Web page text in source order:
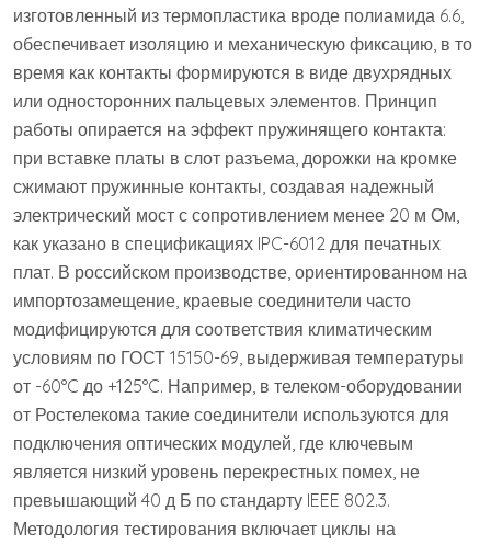
изготовленный из термопластика вроде полиамида 6.6,
обеспечивает изоляцию и механическую фиксацию, в то
время как контакты формируются в виде двухрядных
или односторонних пальцевых элементов. Принцип
работы опирается на эффект пружинящего контакта:
при вставке платы в слот разъема, дорожки на кромке
сжимают пружинные контакты, создавая надежный
электрический мост с сопротивлением менее 20 м Ом,
как указано в спецификациях IPC-6012 для печатных
плат. В российском производстве, ориентированном на
импортозамещение, краевые соединители часто
модифицируются для соответствия климатическим
условиям по ГОСТ 15150-69, выдерживая температуры
от -60°C до +125°C. Например, в телеком-оборудовании
от Ростелекома такие соединители используются для
подключения оптических модулей, где ключевым
является низкий уровень перекрестных помех, не
превышающий 40 д Б по стандарту IEEE 802.3.
Методология тестирования включает циклы на